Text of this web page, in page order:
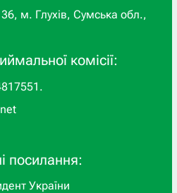
м. Глухів, Сумська обл.,
комісії:
.
посилання:
України